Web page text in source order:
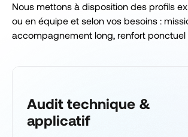
Nous mettons à disposition des profils
ou en équipe et selon vos besoins :
accompagnement long, renfort ponctuel
Audit technique &
applicatif